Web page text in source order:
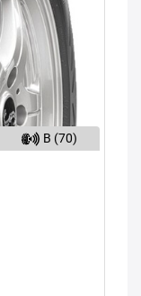
B (70)